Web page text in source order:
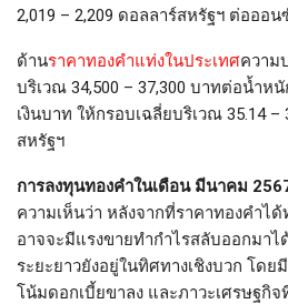
2,019 – 2,209 ดอลลาร์สหรัฐฯ ต่อออน
ด้านราคาทองคำแท่งในประเทศความ
บริเวณ 34,500 – 37,300 บาทต่อน้ำห
เงินบาท ให้กรอบเฉลี่ยบริเวณ 35.14
สหรัฐฯ
การลงทุนทองคำในเดือน มีนาคม
ความเห็นว่า หลังจากที่ราคาทองคำไ
อาจจะมีแรงขายทำกำไรสลับออกมา
ระยะยาวยังอยู่ในทิศทางเชิงบวก โด
โน้มดอกเบี้ยขาลง และภาวะเศรษฐกิ